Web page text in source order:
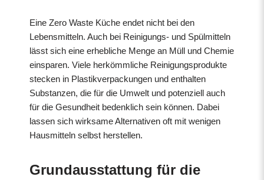
Eine Zero Waste Küche endet nicht bei den
Lebensmitteln. Auch bei Reinigungs- und Spülmitteln
lässt sich eine erhebliche Menge an Müll und Chemie
einsparen. Viele herkömmliche Reinigungsprodukte
stecken in Plastikverpackungen und enthalten
Substanzen, die für die Umwelt und potenziell auch
für die Gesundheit bedenklich sein können. Dabei
lassen sich wirksame Alternativen oft mit wenigen
Hausmitteln selbst herstellen.
Grundausstattung für die